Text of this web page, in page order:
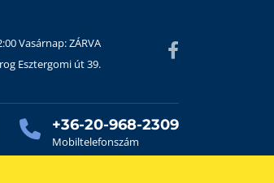
Vasárnap: ZÁRVA
Esztergomi út 39.
+36-20-968-2309
Mobiltelefonszám